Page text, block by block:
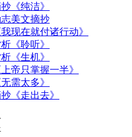
《纯洁》
美文摘抄
现在就付诸行动》
《聆听》
《生机》
帝只掌握一半》
需太多》
《走出去》